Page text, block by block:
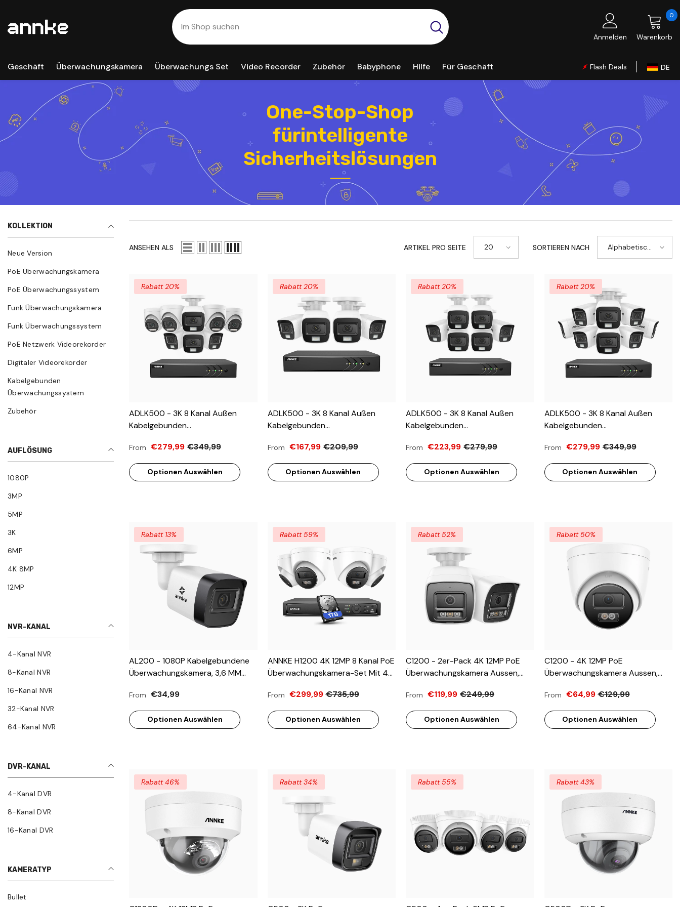
Anmelden Warenkorb
0 0
Geschäft Überwachungskamera Überwachungs Set Video Recorder Zubehör Babyphone Hilfe Für Geschäft Flash Deals
DE
Global
EU
CA
MX
SE
One-Stop-Shop
fürintelligente
Sicherheitslösungen
KOLLEKTION
Neue Version
PoE Überwachungskamera
PoE Überwachungssystem
Funk Überwachungskamera
Funk Überwachungssystem
PoE Netzwerk Videorekorder
Digitaler Videorekorder
Kabelgebunden
Überwachungssystem
Zubehör
AUFLÖSUNG
1080P
3MP
5MP
3K
6MP
4K 8MP
12MP
NVR-KANAL
4-Kanal NVR
8-Kanal NVR
16-Kanal NVR
32-Kanal NVR
64-Kanal NVR
DVR-KANAL
4-Kanal DVR
8-Kanal DVR
16-Kanal DVR
KAMERATYP
Bullet
ANSEHEN ALS ARTIKEL PRO SEITE 20 SORTIEREN NACH
Alphabetisch,
A-Z
Rabatt 20%
ADLK500 - 3K 8 Kanal Außen
Kabelgebunden
Bullet Kameras & 4 Turm Kameras,
Zwei Lichtern Nachtsicht, F/1.2
Superblende, 4-In-1
From €279,99 €349,99
Optionen Auswählen
Rabatt 20%
ADLK500 - 3K 8 Kanal Außen
Kabelgebunden
Kameras, Zwei Lichtern
Nachtsicht, F/1.2 Superblende, 4-
In-1 Ausgangssignal, Eingebautes
From €167,99 €209,99
Optionen Auswählen
Rabatt 20%
ADLK500 - 3K 8 Kanal Außen
Kabelgebunden
Kameras, Zwei Lichtern
Nachtsicht, F/1.2 Superblende, 4-
In-1 Ausgangssignal, Eingebautes
From €223,99 €279,99
Optionen Auswählen
Rabatt 20%
ADLK500 - 3K 8 Kanal Außen
Kabelgebunden
Kameras, Zwei Lichtern
Nachtsicht, F/1.2 Superblende, 4-
In-1 Ausgangssignal, Eingebautes
From €279,99 €349,99
Optionen Auswählen
Rabatt 13%
AL200 - 1080P Kabelgebundene
Überwachungskamera, 3,6 MM
Nachtsicht, 4-In-1-
Ausgangssignal, IP67
From €34,99
Optionen Auswählen
Rabatt 59%
ANNKE H1200 4K 12MP 8 Kanal PoE
Überwachungskamera-Set Mit 4
Festplatte, Farbe & IR Nachtsicht,
Erkennung Von Menschen &
Fahrzeugen, H.265+, Eingebautes
From €299,99 €735,99
Optionen Auswählen
Rabatt 52%
C1200 - 2er-Pack 4K 12MP PoE
Überwachungskamera Aussen,
Von Menschen & Fahrzeugen,
H.265+, Eingebautes Mikrofon,
Max. 512 GB Lokaler Speicher, IP67
From €119,99 €249,99
Optionen Auswählen
Rabatt 50%
C1200 - 4K 12MP PoE
Überwachungskamera Aussen,
Von Menschen & Fahrzeugen,
H.265+, Eingebautes Mikrofon,
Max. 512 GB Lokaler Speicher, IP67
From €64,99 €129,99
Optionen Auswählen
Rabatt 46% Rabatt 34% Rabatt 55% Rabatt 43%